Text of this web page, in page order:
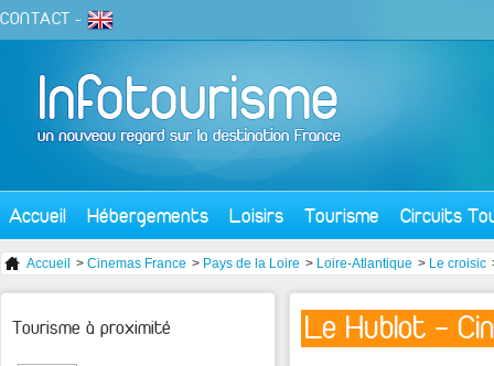
CONTACT -
Accueil Hébergements Loisirs Tourisme Circuits
Accueil > Cinemas France > Pays de la Loire > Loire-Atlantique > Le croisic
Le Hublot -
Tourisme à proximité